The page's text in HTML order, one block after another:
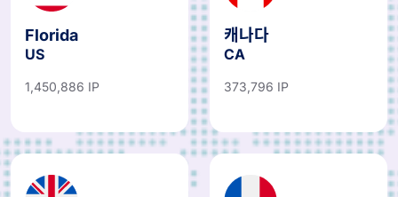
Florida
US
1,450,886 IP
캐나다
CA
373,796 IP